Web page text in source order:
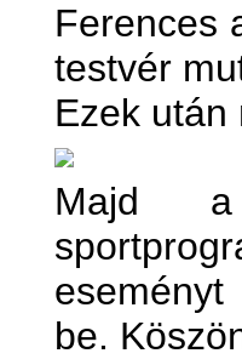
Ferences
testvér
Ezek után
Majd a
be.